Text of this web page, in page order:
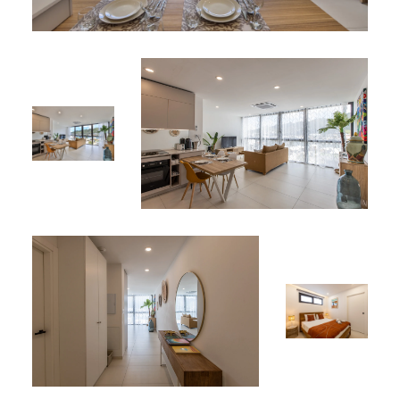
Services compris :
Parking sécurisé inclus pour votre tranquillité
Sécurité assurée 24 h/24 pour un séjour en toute
Équipements partagés :
Terrasse sur le toit avec piscine étincelante et
jacuzzi panoramique offrant une vue spectaculaire
sur le lagon et les collines environnantes
Jardins paysagers luxuriants et espaces communs
élégamment aménagés pour la détente et la
convivialité
Emplacement Privilégié
Situé au cœur de Simpson Bay, l’Appartement A‑127 vous
place à quelques minutes des plages, restaurants de
renom, bars de plage animés, boutiques tendance et vie
nocturne vibrante. Que vous recherchiez l’aventure ou la
détente, tout est à portée : snorkeling, paddle‑board,